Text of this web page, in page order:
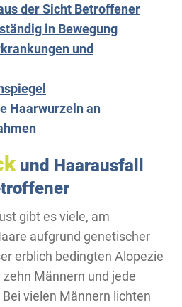
der Sicht Betroffener
in Bewegung
und
Haarwurzeln an
und Haarausfall
gibt es viele, am
aufgrund genetischer
erblich bedingten Alopezie
Männern und jede
vielen Männern lichten